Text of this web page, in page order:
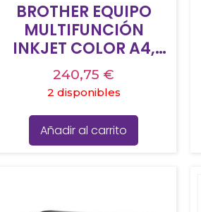
BROTHER EQUIPO
MULTIFUNCIÓN
INKJET COLOR A4,
LAN, WIFI, NFC, FAX
DÚPLEX Y GRAN
CAPACIDAD DE PAPEL
4 EN 1 MFCJ4550DW
NEGRA
240,75 €
2 disponibles
Añadir al carrito